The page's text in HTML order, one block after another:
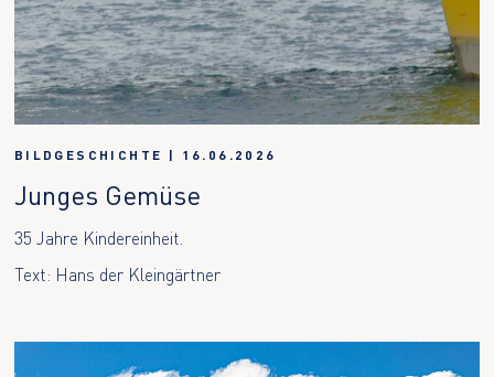
BILDGESCHICHTE | 16.06.2026
Junges Gemüse
35 Jahre Kindereinheit.
Text: Hans der Kleingärtner